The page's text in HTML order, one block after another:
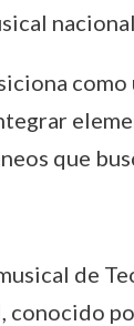
que
de